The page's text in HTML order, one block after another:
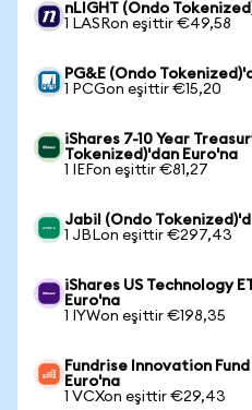
nLIGHT (Ondo
1 LASRon eşittir €49,58
PG&E (Ondo
1 PCGon eşittir €15,20
iShares 7-10 Year
Tokenized)'dan Euro'na
1 IEFon eşittir €81,27
Jabil (Ondo
1 JBLon eşittir €297,43
iShares US Technology
Euro'na
1 IYWon eşittir €198,35
Fundrise Innovation
Euro'na
1 VCXon eşittir €29,43